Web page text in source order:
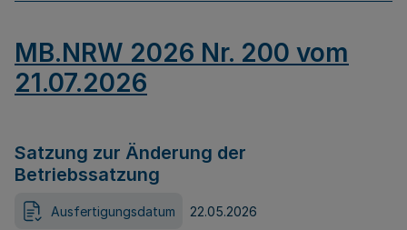
MB.NRW 2026 Nr. 200 vom
21.07.2026
Satzung zur Änderung der
Betriebssatzung
Ausfertigungsdatum 22.05.2026